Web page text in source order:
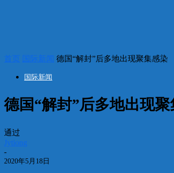
首页 国际新闻 德国“解封”后多地出现聚集感染
国际新闻
德国“解封”后多地出现
通过
Jytiong
-
2020年5月18日